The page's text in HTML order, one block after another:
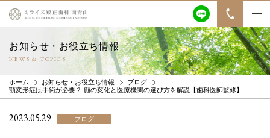
お知らせ・お役立ち情報
NEWS & TOPICS
ホーム お知らせ・お役立ち情報
ブログ
顎変形症は手術が必要？ 顔の変化と医療機関の選び方を解説【歯科医師監修】
2023.05.29 ブログ